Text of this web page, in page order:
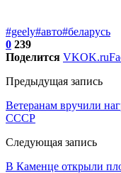
#geely#авто#беларусь
0 239
Поделится VKOK.ru
Предыдущая запись
Ветеранам вручили
СССР
Следующая запись
В Каменце открыли